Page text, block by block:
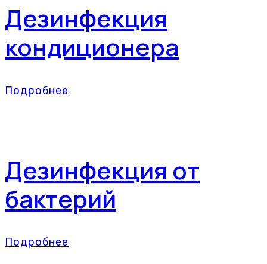
Дезинфекция
кондиционера
Подробнее
Дезинфекция от
бактерий
Подробнее